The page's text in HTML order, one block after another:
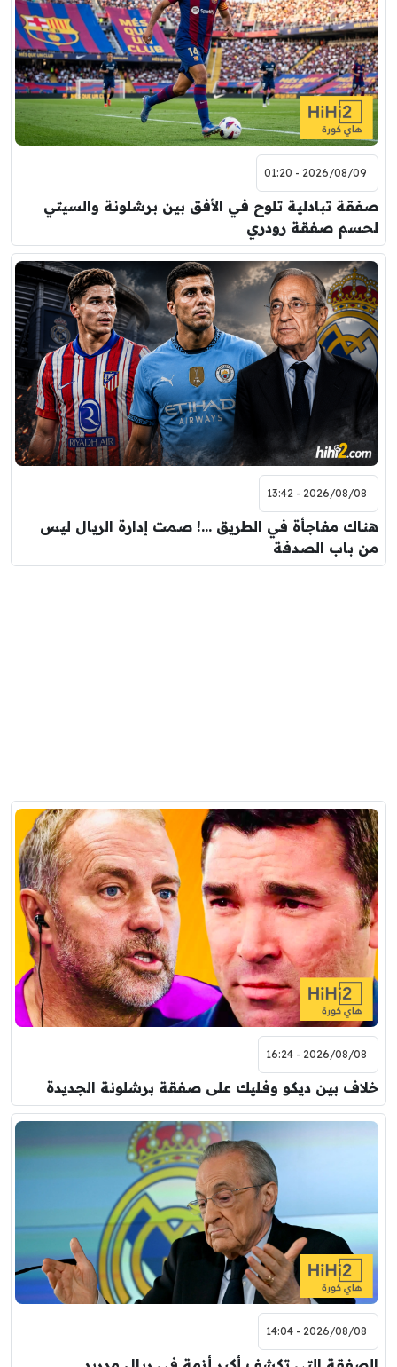
2026/08/09 - 01:20
صفقة تبادلية تلوح في الأفق بين برشلونة والسيتي
لحسم صفقة رودري
2026/08/08 - 13:42
هناك مفاجأة في الطريق …! صمت إدارة الريال ليس
من باب الصدفة
2026/08/08 - 16:24
خلاف بين ديكو وفليك على صفقة برشلونة الجديدة
2026/08/08 - 14:04